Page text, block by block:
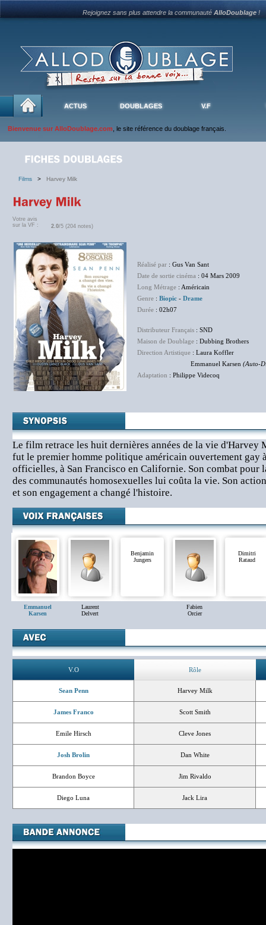
Rejoignez sans plus attendre la communautéAlloDoublage !
ACTUS DOUBLAGES V.F
Bienvenue sur AlloDoublage.com , le site référence du doublage français.
Films > Harvey Milk
Votre avis
sur la VF :
2.0/5 (204 notes)
Réalisé par : Gus Van Sant
Date de sortie cinéma : 04 Mars 2009
Long Métrage : Américain
Genre : Biopic - Drame
Durée : 02h07
Distributeur Français : SND
Maison de Doublage : Dubbing Brothers
Direction Artistique : Laura Koffler
Emmanuel Karsen (Auto-
Adaptation : Philippe Videcoq
Le film retrace les huit dernières années de la vie d'Harvey
fut le premier homme politique américain ouvertement gay
officielles, à San Francisco en Californie. Son combat pour
des communautés homosexuelles lui coûta la vie. Son
et son engagement a changé l'histoire.
Emmanuel
Karsen
Laurent
Delvert
Benjamin
Jungers
Fabien
Orcier
Dimitri
Rataud
V.O Rôle
Sean Penn Harvey Milk
James Franco Scott Smith
Emile Hirsch Cleve Jones
Josh Brolin Dan White
Brandon Boyce Jim Rivaldo
Diego Luna Jack Lira